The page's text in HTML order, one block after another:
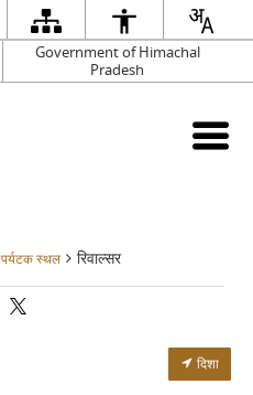
Government of Himachal
Pradesh
पर्यटक स्थल रिवाल्सर
दिशा